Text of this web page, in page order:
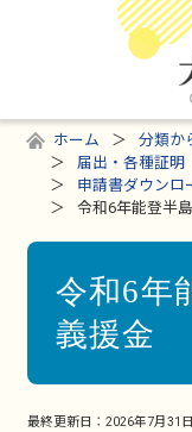
ホーム 分類か
届出・各種証明
申請書ダウンロ
令和6年能登半
令和6年
義援金
最終更新日： 2026年7月31日